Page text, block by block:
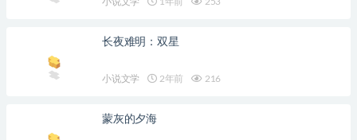
长夜难明：双星
小说文学 2年前 216
蒙灰的夕海